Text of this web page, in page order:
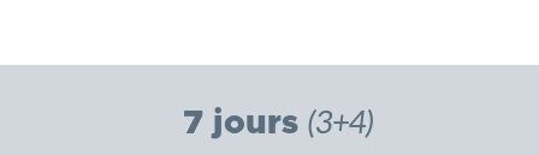
7 jours (3+4)